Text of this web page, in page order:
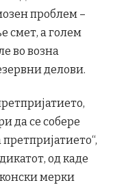
проблем –
смет, а голем
во возна
делови.
да се собере
претпријатието“,
од каде
мерки